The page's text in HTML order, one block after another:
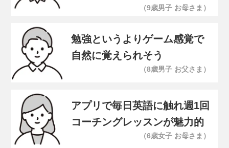
（9歳男子 お母さま）
勉強というよりゲーム感覚で
自然に覚えられそう
（8歳男子 お父さま）
アプリで毎日英語に触れ週1回
コーチングレッスンが魅力的
（6歳女子 お母さま）